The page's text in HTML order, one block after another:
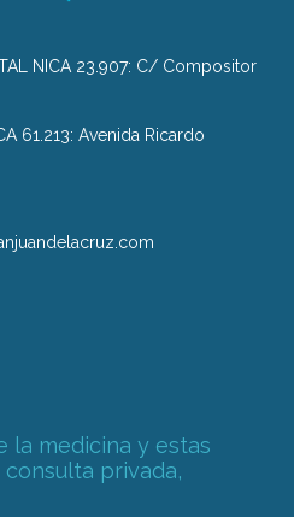
NICA 23.907: C/ Compositor
61.213: Avenida Ricardo
la medicina y estas
privada,